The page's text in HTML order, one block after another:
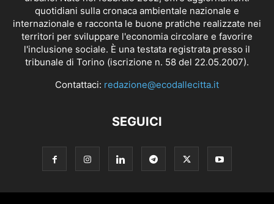
quotidiani sulla cronaca ambientale nazionale e
internazionale e racconta le buone pratiche realizzate nei
territori per sviluppare l'economia circolare e favorire
l'inclusione sociale. È una testata registrata presso il
tribunale di Torino (iscrizione n. 58 del 22.05.2007).
Contattaci: redazione@ecodallecitta.it
SEGUICI